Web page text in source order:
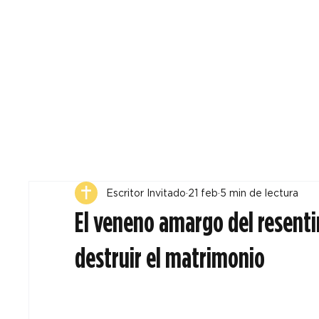
El veneno amargo del
destruir el matrimonio
Escritor Invitado 21 feb 5 min de lectura